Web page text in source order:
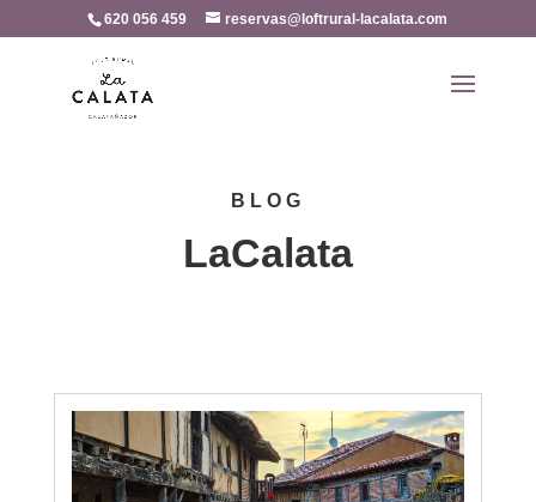
620 056 459 reservas@loftrural-lacalata.com
BLOG
LaCalata